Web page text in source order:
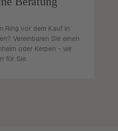
Ring vor dem Kauf in
Vereinbaren Sie einen
oder Kerpen - wir
für Sie.